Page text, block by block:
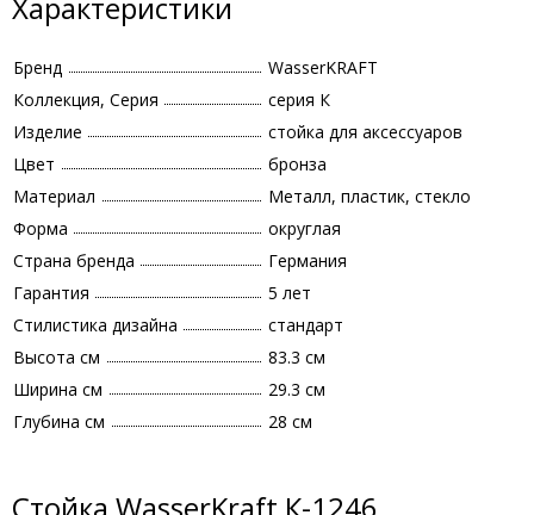
Бренд
WasserKRAFT
Коллекция, Серия
серия К
Изделие
стойка для аксессуаров
Цвет
бронза
Материал
Металл, пластик, стекло
Форма
округлая
Страна бренда
Германия
Гарантия
5 лет
Стилистика дизайна
стандарт
Высота см
83.3 см
Ширина см
29.3 см
Глубина см
28 см